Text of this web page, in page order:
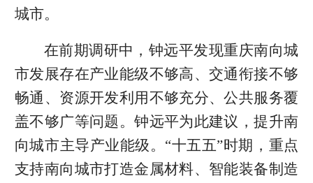
城市。
在前期调研中，钟远平发现重庆南向城
市发展存在产业能级不够高、交通衔接不够
畅通、资源开发利用不够充分、公共服务覆
盖不够广等问题。钟远平为此建议，提升南
向城市主导产业能级。“十五五”时期，重点
支持南向城市打造金属材料、智能装备制造